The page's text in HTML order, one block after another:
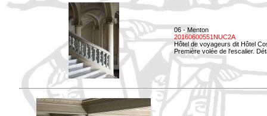
06 - Menton
20160600551NUC2A
Hôtel de voyageurs dit Hôtel
Première volée de l'escalier.